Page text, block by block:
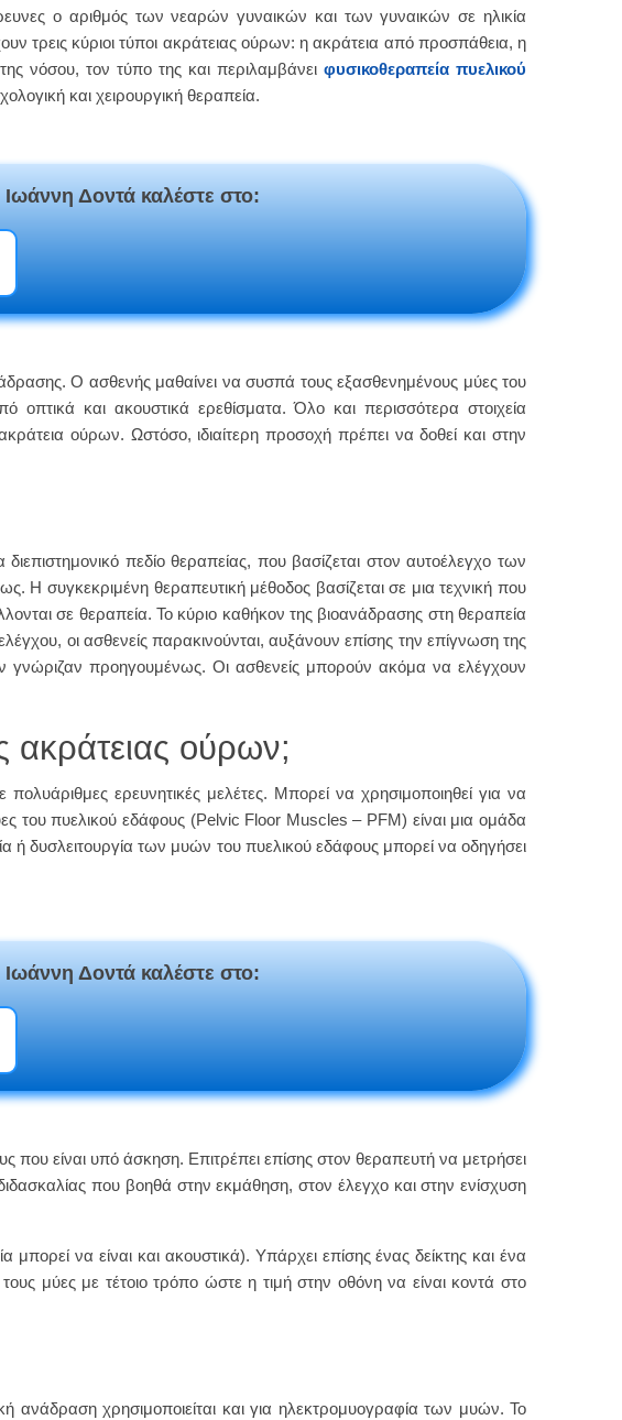
ο αριθμός των νεαρών γυναικών και των γυναικών σε ηλικία
κύριοι τύποι ακράτειας ούρων: η ακράτεια από προσπάθεια, η
νόσου, τον τύπο της και περιλαμβάνειφυσικοθεραπεία πυελικού
και χειρουργική θεραπεία.
Δοντά καλέστε στο:
Ο ασθενής μαθαίνει να συσπά τους εξασθενημένους μύες του
και ακουστικά ερεθίσματα. Όλο και περισσότερα στοιχεία
ούρων. Ωστόσο, ιδιαίτερη προσοχή πρέπει να δοθεί και στην
πεδίο θεραπείας, που βασίζεται στον αυτοέλεγχο των
συγκεκριμένη θεραπευτική μέθοδος βασίζεται σε μια τεχνική που
σε θεραπεία. Το κύριο καθήκον της βιοανάδρασης στη θεραπεία
οι ασθενείς παρακινούνται, αυξάνουν επίσης την επίγνωση της
γνώριζαν προηγουμένως. Οι ασθενείς μπορούν ακόμα να ελέγχουν
ακράτειας ούρων;
ερευνητικές μελέτες. Μπορεί να χρησιμοποιηθεί για να
του πυελικού εδάφους (Pelvic Floor Muscles – PFM) είναι μια ομάδα
δυσλειτουργία των μυών του πυελικού εδάφους μπορεί να οδηγήσει
Δοντά καλέστε στο:
που είναι υπό άσκηση. Επιτρέπει επίσης στον θεραπευτή να μετρήσει
που βοηθά στην εκμάθηση, στον έλεγχο και στην ενίσχυση
να είναι και ακουστικά). Υπάρχει επίσης ένας δείκτης και ένα
μύες με τέτοιο τρόπο ώστε η τιμή στην οθόνη να είναι κοντά στο
ανάδραση χρησιμοποιείται και για ηλεκτρομυογραφία των μυών. Το